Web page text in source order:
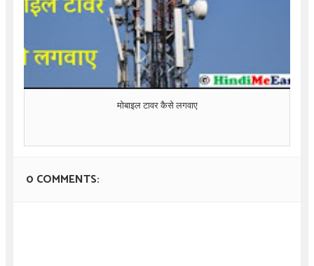
मोबाइल टावर कैसे लगवाए
0 COMMENTS: